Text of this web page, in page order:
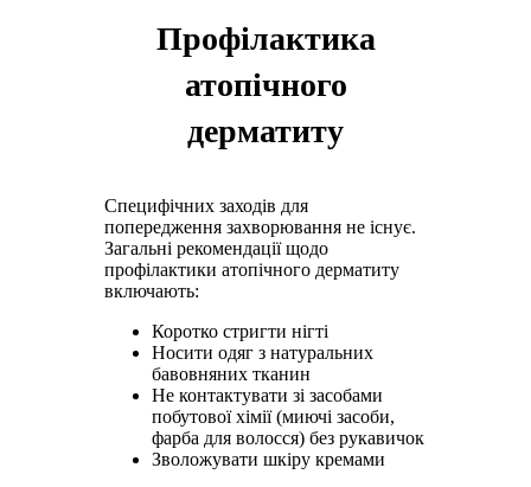
Профілактика
атопічного
дерматиту
Специфічних заходів для
попередження захворювання не існує.
Загальні рекомендації щодо
профілактики атопічного дерматиту
включають:
Коротко стригти нігті
Носити одяг з натуральних
бавовняних тканин
Не контактувати зі засобами
побутової хімії (миючі засоби,
фарба для волосся) без рукавичок
Зволожувати шкіру кремами